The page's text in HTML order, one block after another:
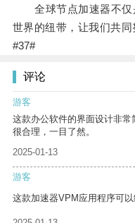
全球节点加速器不仅
世界的纽带，让我们共同
#37#
评论
游客
这款办公软件的界面设计非
很合理，一目了然。
2025-01-13
游客
这款加速器VPM应用程序可